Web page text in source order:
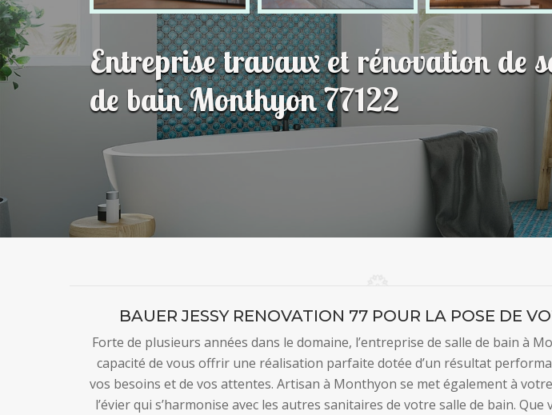
Entreprise travaux et rénovation de
de bain Monthyon 77122
BAUER JESSY RENOVATION 77 POUR LA POSE DE
Forte de plusieurs années dans le domaine, l’entreprise de salle de bain à
capacité de vous offrir une réalisation parfaite dotée d’un résultat
vos besoins et de vos attentes. Artisan à Monthyon se met également à
l’évier qui s’harmonise avec les autres sanitaires de votre salle de bain.